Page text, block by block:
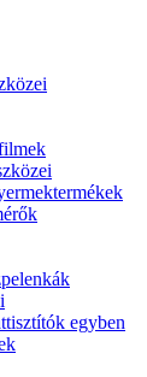
egyben